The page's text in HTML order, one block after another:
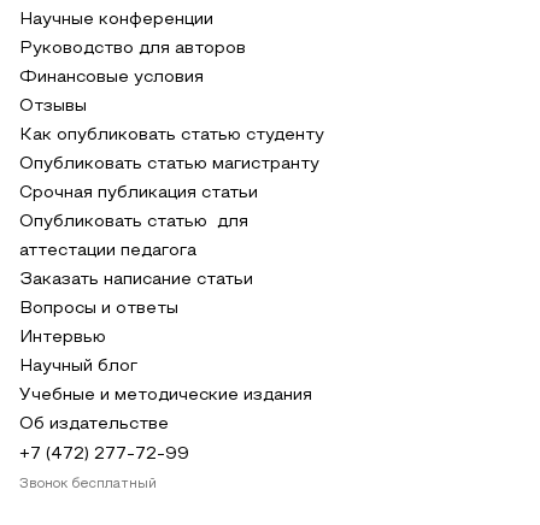
Научные конференции
Руководство для авторов
Финансовые условия
Отзывы
Как опубликовать статью студенту
Опубликовать статью магистранту
Срочная публикация статьи
Опубликовать статью для
аттестации педагога
Заказать написание статьи
Вопросы и ответы
Интервью
Научный блог
Учебные и методические издания
Об издательстве
+7 (472) 277-72-99
Звонок бесплатный